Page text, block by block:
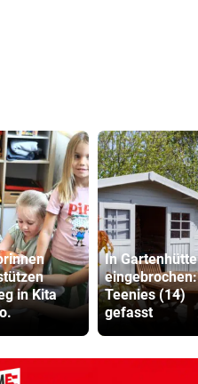
in Kita
In Gartenhütte
eingebrochen:
Teenies (14)
gefasst